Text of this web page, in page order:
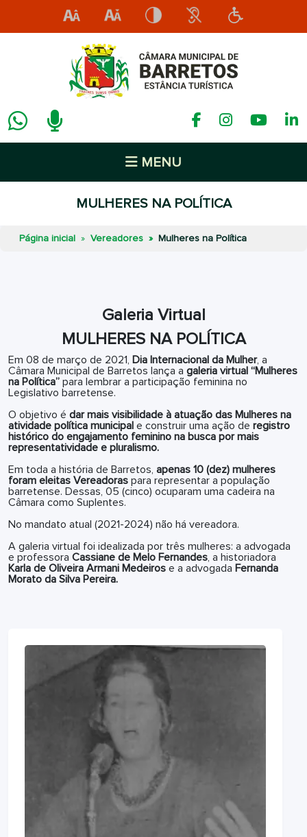
MENU
MULHERES NA POLÍTICA
Página inicial Vereadores Mulheres na Política
Galeria Virtual
MULHERES NA POLÍTICA
Em 08 de março de 2021, Dia Internacional da Mulher, a
Câmara Municipal de Barretos lança a galeria virtual “Mulheres
na Política” para lembrar a participação feminina no
Legislativo barretense.
O objetivo é dar mais visibilidade à atuação das Mulheres na
atividade política municipal e construir uma ação de registro
histórico do engajamento feminino na busca por mais
representatividade e pluralismo.
Em toda a história de Barretos, apenas 10 (dez) mulheres
foram eleitas Vereadoras para representar a população
barretense. Dessas, 05 (cinco) ocuparam uma cadeira na
Câmara como Suplentes.
No mandato atual (2021-2024) não há vereadora.
A galeria virtual foi idealizada por três mulheres: a advogada
e professora Cassiane de Melo Fernandes , a historiadora
Karla de Oliveira Armani Medeiros e a advogada Fernanda
Morato da Silva Pereira.